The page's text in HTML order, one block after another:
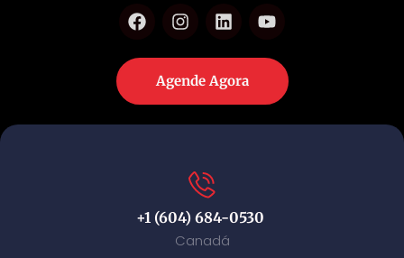
Agende Agora
+1 (604) 684-0530
Canadá